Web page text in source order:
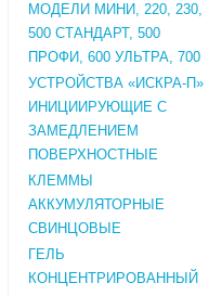
МОДЕЛИ МИНИ, 220, 230,
500 СТАНДАРТ, 500
ПРОФИ, 600 УЛЬТРА, 700
УСТРОЙСТВА «ИСКРА-П»
ИНИЦИИРУЮЩИЕ С
ЗАМЕДЛЕНИЕМ
ПОВЕРХНОСТНЫЕ
КЛЕММЫ
АККУМУЛЯТОРНЫЕ
СВИНЦОВЫЕ
ГЕЛЬ
КОНЦЕНТРИРОВАННЫЙ